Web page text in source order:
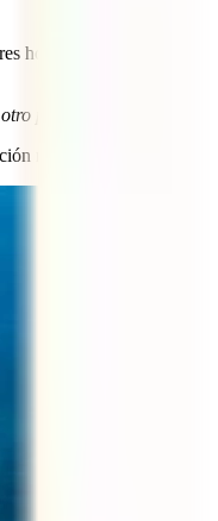
hospitales y centros
país.”
necesaria.